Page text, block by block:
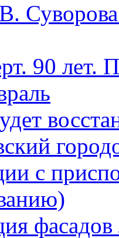
90 лет.
с